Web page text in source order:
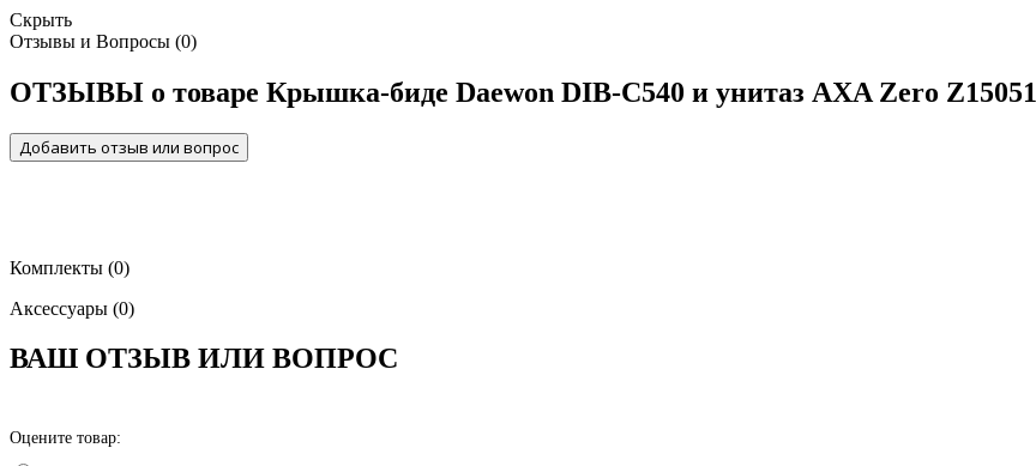
Скрыть
Отзывы и Вопросы (0)
ОТЗЫВЫ о товаре Крышка-биде Daewon DIB-C540 и унитаз AXA Zero Z15051
Добавить отзыв или вопрос
Комплекты (0)
Аксессуары (0)
ВАШ ОТЗЫВ ИЛИ ВОПРОС
Оцените товар: